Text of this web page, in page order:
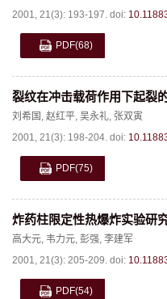
2001, 21(3): 193-197. doi:
PDF(68)
裂纹在冲击载荷作用下起裂
刘希国 , 赵红平, 吴永礼, 张双寅
2001, 21(3): 198-204. doi:
PDF(75)
炸药柱限定性热爆炸实验研
高大元, 韦力元, 彭强, 李建军
2001, 21(3): 205-209. doi:
PDF(54)